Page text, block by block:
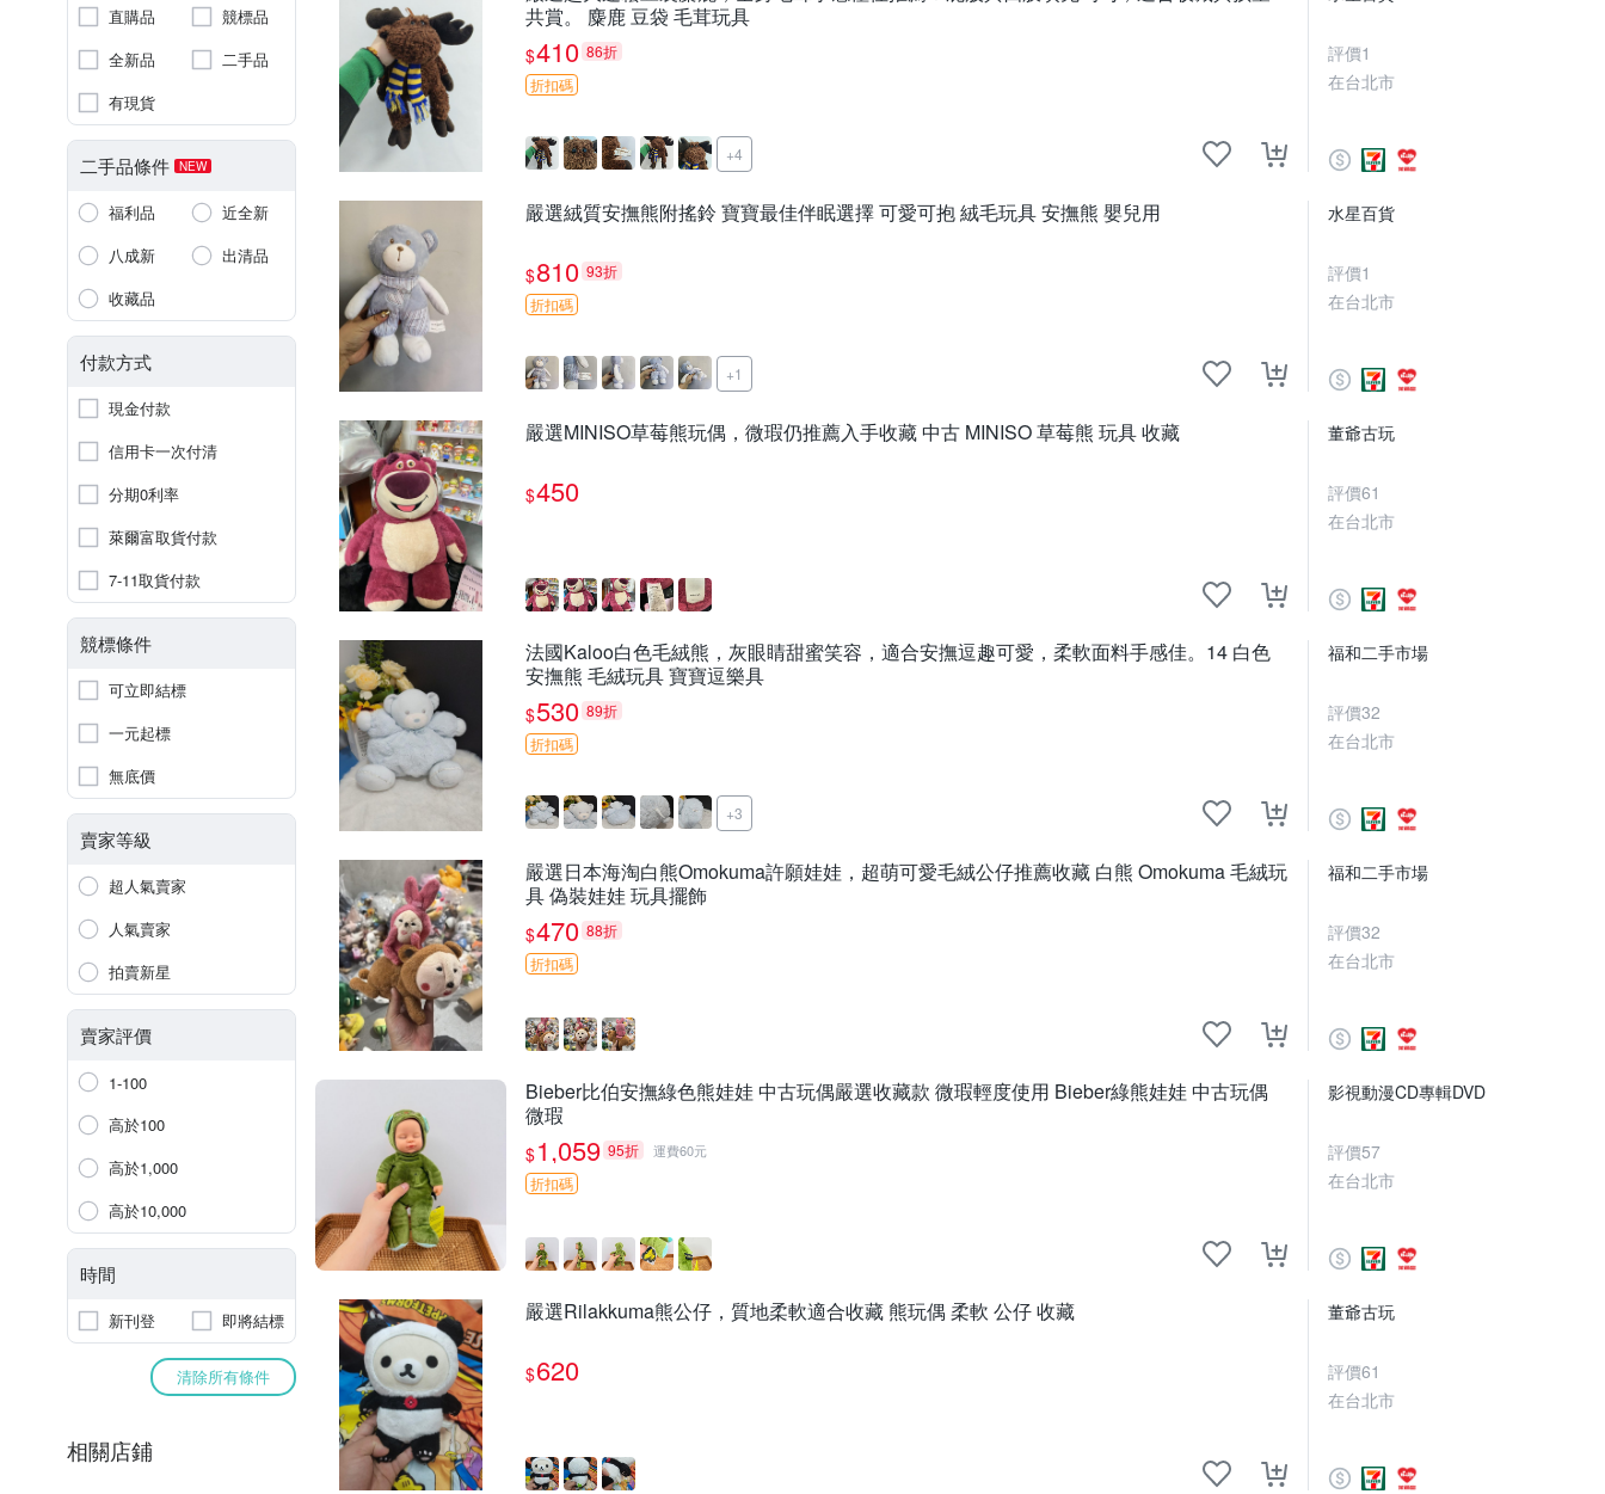
直購品
競標品
全新品
二手品
有現貨
二手品條件 NEW
福利品
近全新
八成新
出清品
收藏品
付款方式
現金付款
信用卡一次付清
分期0利率
萊爾富取貨付款
7-11取貨付款
競標條件
可立即結標
一元起標
無底價
賣家等級
超人氣賣家
人氣賣家
拍賣新星
賣家評價
1-100
高於100
高於1,000
高於10,000
時間
新刊登 即將結標
清除所有條件
相關店鋪
共賞。 麋鹿 豆袋 毛茸玩具
$410 86折
折扣碼
+4
評價1
在台北市
嚴選絨質安撫熊附搖鈴 寶寶最佳伴眠選擇 可愛可抱 絨毛玩具 安撫熊 嬰兒用
$810 93折
折扣碼
+1
水星百貨
評價1
在台北市
嚴選MINISO草莓熊玩偶，微瑕仍推薦入手收藏 中古 MINISO 草莓熊 玩具 收藏
$450
董爺古玩
評價61
在台北市
法國Kaloo白色毛絨熊，灰眼睛甜蜜笑容，適合安撫逗趣可愛，柔軟面料手感佳。14 白色
安撫熊 毛絨玩具 寶寶逗樂具
$530 89折
折扣碼
+3
福和二手市場
評價32
在台北市
嚴選日本海淘白熊Omokuma許願娃娃，超萌可愛毛絨公仔推薦收藏 白熊 Omokuma 毛絨玩
具 偽裝娃娃 玩具擺飾
$470 88折
折扣碼
福和二手市場
評價32
在台北市
Bieber比伯安撫綠色熊娃娃 中古玩偶嚴選收藏款 微瑕輕度使用 Bieber綠熊娃娃 中古玩偶
微瑕
$1,059 95折 運費60元
折扣碼
影視動漫CD專輯DVD
評價57
在台北市
嚴選Rilakkuma熊公仔，質地柔軟適合收藏 熊玩偶 柔軟 公仔 收藏
$620
董爺古玩
評價61
在台北市